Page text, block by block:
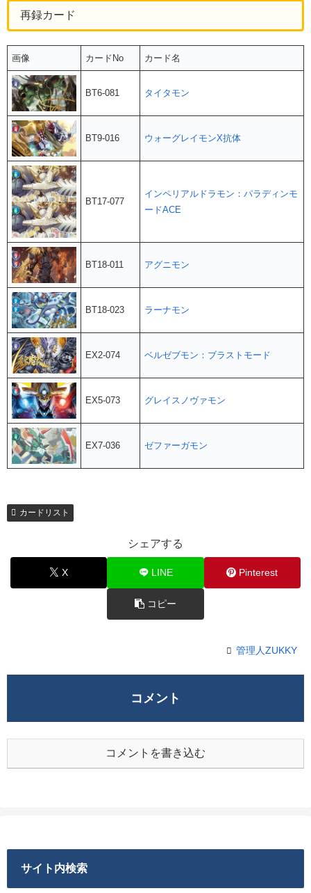
再録カード
画像 カードNo カード名
BT6-081 タイタモン
BT9-016 ウォーグレイモンX抗体
BT17-077
インペリアルドラモン：パラディンモ
ードACE
BT18-011 アグニモン
BT18-023 ラーナモン
EX2-074 ベルゼブモン：ブラストモード
EX5-073 グレイスノヴァモン
EX7-036 ゼファーガモン
カードリスト
シェアする
X LINE Pinterest
コピー
管理人ZUKKY
コメント
コメントを書き込む
サイト内検索